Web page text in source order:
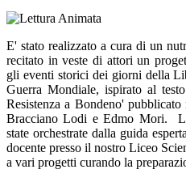
E' stato realizzato a cura di un
recitato in veste di attori un
gli eventi storici dei giorni della
Guerra Mondiale, ispirato al
Resistenza a Bondeno'
Bracciano Lodi e Edmo Mori.
state orchestrate dalla guida
docente presso il nostro Liceo
a vari progetti curando la